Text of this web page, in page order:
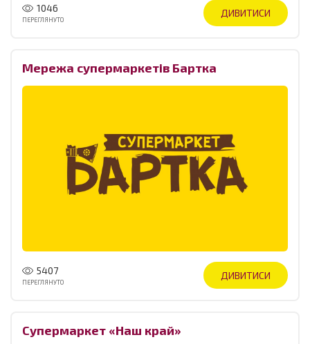
1046
ПЕРЕГЛЯНУТО
ДИВИТИСИ
Мережа супермаркетів Бартка
5407
ПЕРЕГЛЯНУТО
ДИВИТИСИ
Cупермаркет «Наш край»